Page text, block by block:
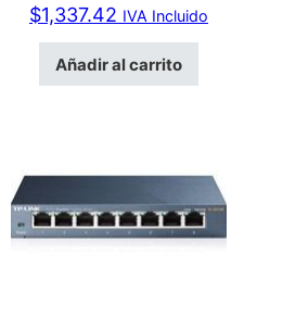
$1,337.42 IVA Incluido
Añadir al carrito